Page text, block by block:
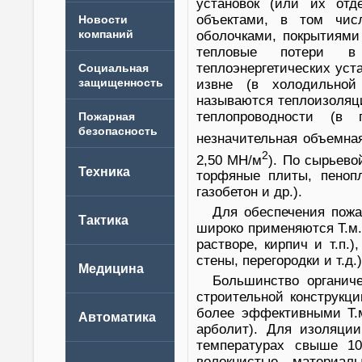
Новости
компаний
установок (или их
объектами, в том
оболочками,
тепловые потери
теплоэнергетических
извне (в
называются
теплопроводности
незначительная
2,50 МН/м2). По
торфяные плиты,
газобетон и др.).
Для обеспечения
широко применяются
растворе, кирпич и
стены, перегородки и
Большинство
строительной
более эффективными
арболит). Для
температурах свыше